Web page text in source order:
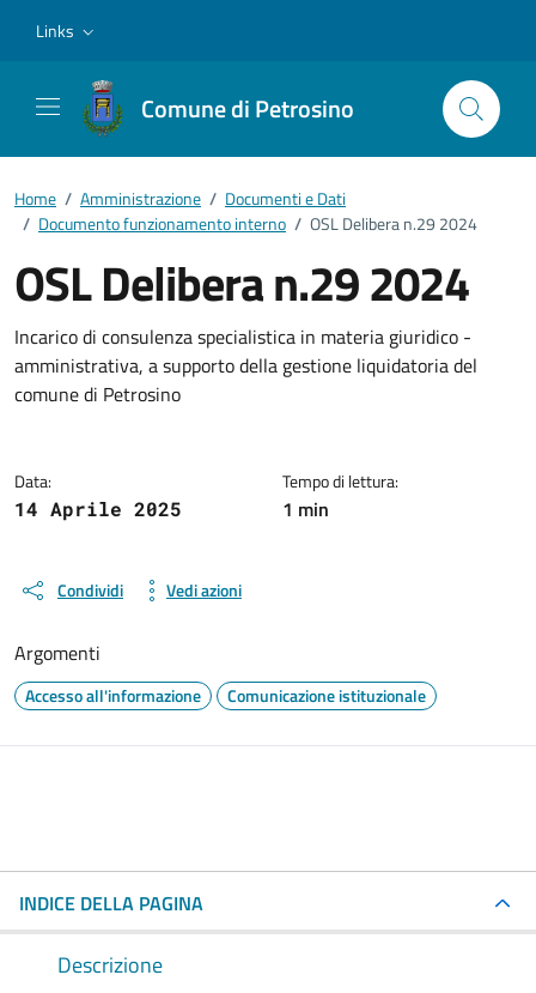
Links
Comune di Petrosino
Home / Amministrazione / Documenti e Dati
/ Documento funzionamento interno / OSL Delibera n.29 2024
OSL Delibera n.29 2024
Dettagli del documento
Incarico di consulenza specialistica in materia giuridico -
amministrativa, a supporto della gestione liquidatoria del
comune di Petrosino
Data:
14 Aprile 2025
Tempo di lettura:
1 min
Condividi Vedi azioni
Argomenti
Accesso all'informazione Comunicazione istituzionale
INDICE DELLA PAGINA
Descrizione